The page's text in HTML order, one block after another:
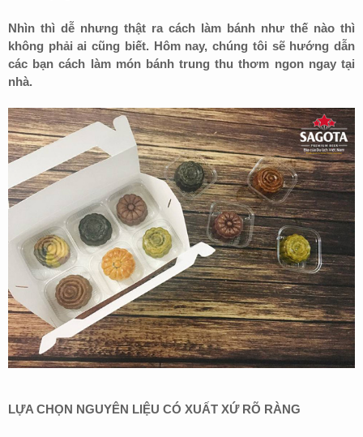
Nhìn thì dễ nhưng thật ra cách làm bánh như thế nào thì
không phải ai cũng biết. Hôm nay, chúng tôi sẽ hướng dẫn
các bạn cách làm món bánh trung thu thơm ngon ngay tại
nhà.
LỰA CHỌN NGUYÊN LIỆU CÓ XUẤT XỨ RÕ RÀNG